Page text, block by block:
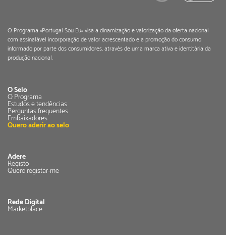
O Programa «Portugal Sou Eu» visa a dinamização e valorização da oferta nacional
com assinalável incorporação de valor acrescentado e a promoção do consumo
informado por parte dos consumidores, através de uma marca ativa e identitária da
produção nacional.
O Selo
O Programa
Estudos e tendências
Perguntas frequentes
Embaixadores
Quero aderir ao selo
Adere
Registo
Quero registar-me
Rede Digital
Marketplace